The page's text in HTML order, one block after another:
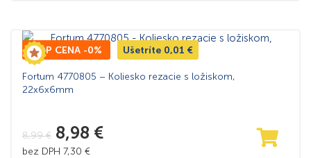
TOP CENA -0% Ušetríte 0,01 €
Fortum 4770805 – Koliesko rezacie s ložiskom,
22x6x6mm
8,99€ 8,98 €
bez DPH 7,30 €